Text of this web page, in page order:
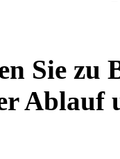
Sie zu
Ablauf